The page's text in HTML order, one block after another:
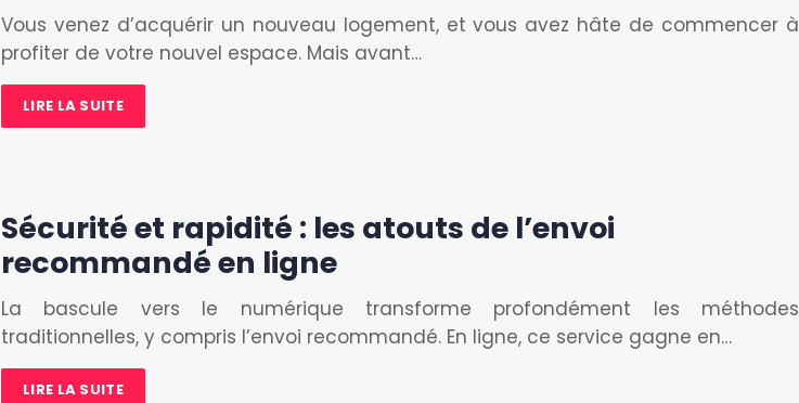
Vous venez d’acquérir un nouveau logement, et vous avez hâte de commencer à
profiter de votre nouvel espace. Mais avant…
LIRE LA SUITE
Sécurité et rapidité : les atouts de l’envoi
recommandé en ligne
La bascule vers le numérique transforme profondément les méthodes
traditionnelles, y compris l’envoi recommandé. En ligne, ce service gagne en…
LIRE LA SUITE